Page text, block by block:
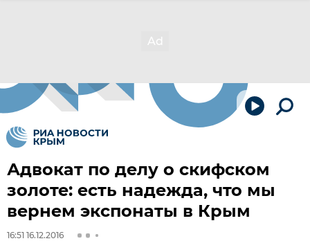
Адвокат по делу о скифском
золоте: есть надежда, что мы
вернем экспонаты в Крым
16:51 16.12.2016